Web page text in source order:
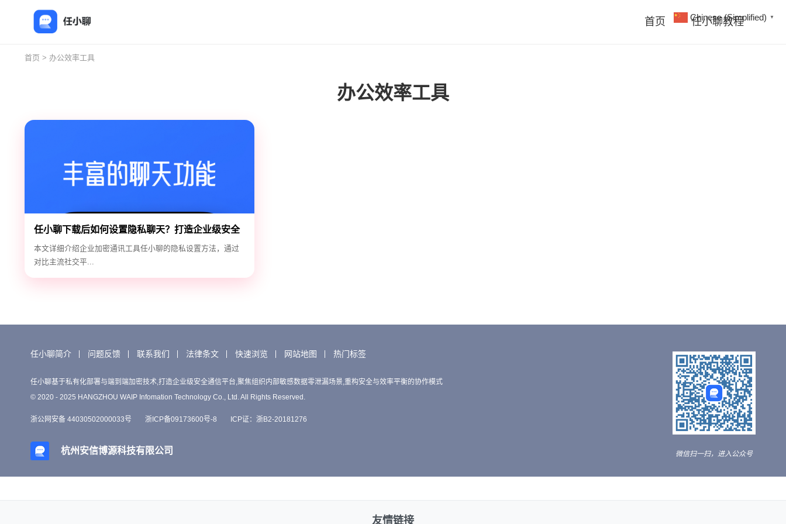
首页 任小聊教程
首页 > 办公效率工具
办公效率工具
任小聊下载后如何设置隐私聊天？打造企业级安全
通讯环境
本文详细介绍企业加密通讯工具任小聊的隐私设置方法，通过
对比主流社交平...
任小聊简介 问题反馈 联系我们 法律条文 快速浏览 网站地图 热门标签
任小聊基于私有化部署与端到端加密技术,打造企业级安全通信平台,聚焦组织内部敏感数据零泄漏场景,重构安全与效率平衡的协作模式
© 2020 - 2025 HANGZHOU WAIP Infomation Technology Co., Ltd. All Rights Reserved.
浙公网安备 44030502000033号 浙ICP备09173600号-8 ICP证：浙B2-20181276
杭州安信博源科技有限公司 微信扫一扫，进入公众号
友情链接
Chinese (Simplified) ▼